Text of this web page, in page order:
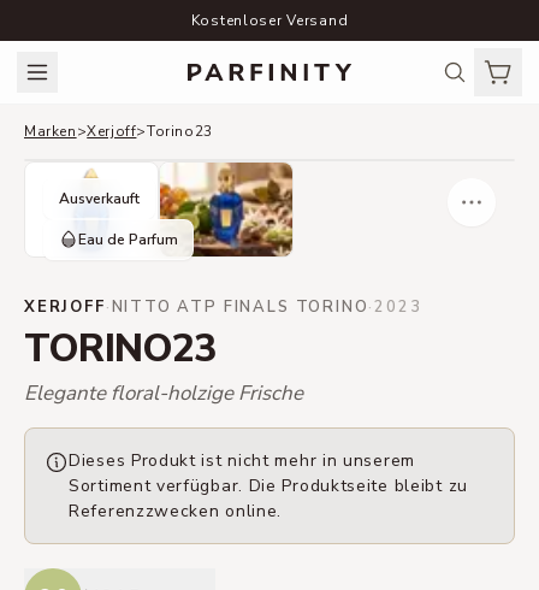
Kostenloser Versand
Marken>Xerjoff>Torino23
Ausverkauft
Eau de Parfum
XERJOFF·NITTO ATP FINALS TORINO·2023
TORINO23
Elegante floral-holzige Frische
Dieses Produkt ist nicht mehr in unserem
Sortiment verfügbar. Die Produktseite bleibt zu
Referenzzwecken online.